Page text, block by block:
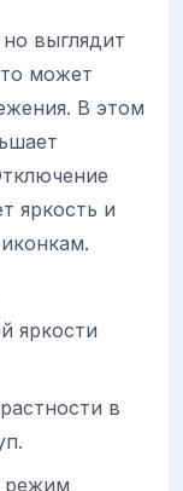
выглядит
может
В этом
яркость и
яркости
в
режим